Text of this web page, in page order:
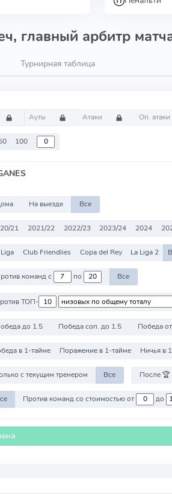
главный арбитр
Турнирная таблица
Ауты Атаки Оп. атаки
100
На выезде Все
21 2021/22 2022/23 2023/24 2024
Club Friendlies Copa del Rey La Liga 2
Против команд с по Все
ТОП-
до 1.5 Победа соп. до 1.5 Победа от
в 1-тайме Поражение в 1-тайме Ничья в
с текущим тренером Все После 🏆
Против команд со стоимостью от до